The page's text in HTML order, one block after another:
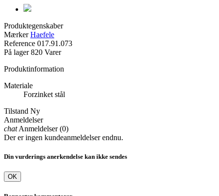
Produktegenskaber
Mærker Haefele
Reference 017.91.073
På lager 820 Varer
Produktinformation
Materiale
Forzinket stål
Tilstand Ny
Anmeldelser
chatAnmeldelser (0)
Der er ingen kundeanmeldelser endnu.
Din vurderings anerkendelse kan ikke sendes
OK